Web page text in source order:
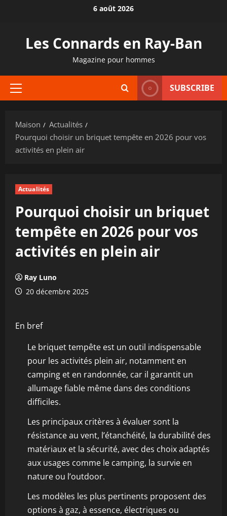
6 août 2026
Les Connards en Ray-Ban
Magazine pour hommes
Menu
SUBSCRIBE
Maison
Actualités
Pourquoi choisir un briquet tempête en 2026 pour vos
activités en plein air
Actualités
Pourquoi choisir un briquet
tempête en 2026 pour vos
activités en plein air
Ray Luno
20 décembre 2025
En bref
Le briquet tempête est un outil indispensable
pour les activités plein air, notamment en
camping et en randonnée, car il garantit un
allumage fiable même dans des conditions
difficiles.
Les principaux critères à évaluer sont la
résistance au vent, l’étanchéité, la durabilité des
matériaux et la sécurité, avec des choix adaptés
aux usages comme le camping, la survie en
nature ou l’outdoor.
Les modèles les plus pertinents proposent des
options à gaz, à essence, électriques ou